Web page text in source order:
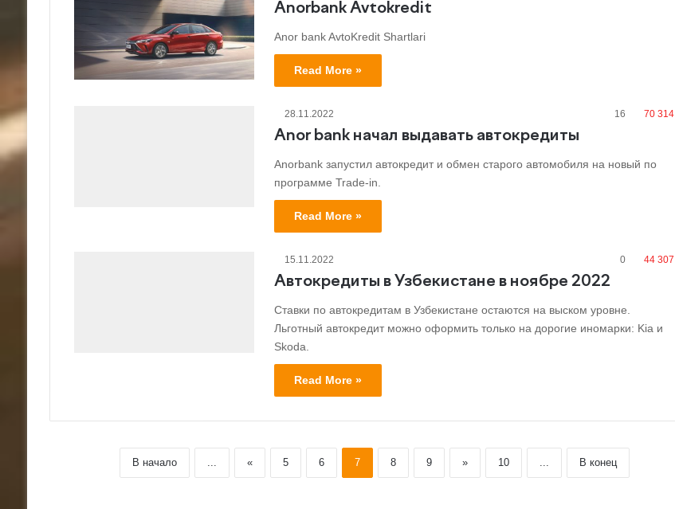
Anorbank Avtokredit
Anor bank AvtoKredit Shartlari
Read More »
28.11.2022 16 70 314
Anor bank начал выдавать автокредиты
Anorbank запустил автокредит и обмен старого автомобиля на новый по
программе Trade-in.
Read More »
15.11.2022 0 44 307
Автокредиты в Узбекистане в ноябре 2022
Ставки по автокредитам в Узбекистане остаются на выском уровне.
Льготный автокредит можно оформить только на дорогие иномарки: Kia и
Skoda.
Read More »
В начало ... « 5 6 7 8 9 » 10 ... В конец